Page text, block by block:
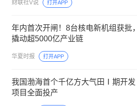
“国和一号”等重大核电工程的设备配套
财联社V说 打开APP
年内首次开闸！8台核电新机组获批，
撬动超5000亿产业链
华夏时报 打开APP
我国渤海首个千亿方大气田Ⅰ期开发
项目全面投产